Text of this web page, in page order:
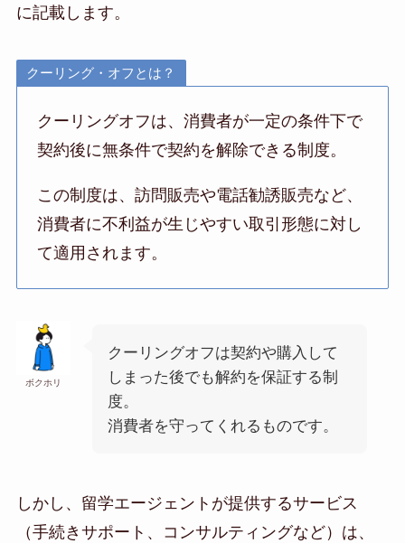
に記載します。
クーリング・オフとは？
クーリングオフは、消費者が一定の条件下で
契約後に無条件で契約を解除できる制度。
この制度は、訪問販売や電話勧誘販売など、
消費者に不利益が生じやすい取引形態に対し
て適用されます。
ボクホリ
クーリングオフは契約や購入して
しまった後でも解約を保証する制
度。
消費者を守ってくれるものです。
しかし、留学エージェントが提供するサービス
（手続きサポート、コンサルティングなど）は、